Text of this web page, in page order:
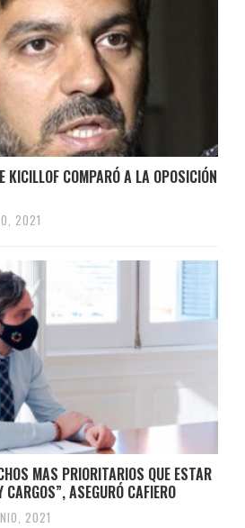
KICILLOF COMPARÓ A LA OPOSICIÓN
2021
MAS PRIORITARIOS QUE ESTAR
ASEGURÓ CAFIERO
2021